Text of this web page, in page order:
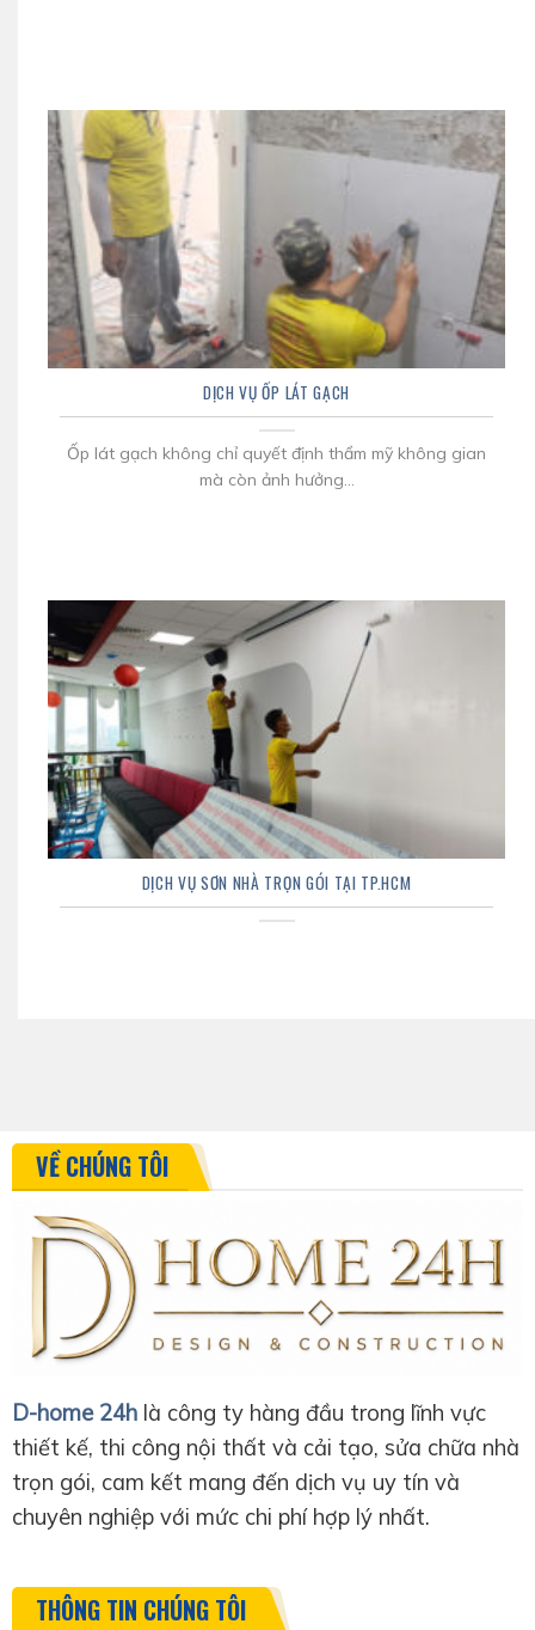
DỊCH VỤ ỐP LÁT GẠCH
Ốp lát gạch không chỉ quyết định thẩm mỹ không gian
mà còn ảnh hưởng...
DỊCH VỤ SƠN NHÀ TRỌN GÓI TẠI TP.HCM
VỀ CHÚNG TÔI
D-home 24h là công ty hàng đầu trong lĩnh vực
thiết kế, thi công nội thất và cải tạo, sửa chữa nhà
trọn gói, cam kết mang đến dịch vụ uy tín và
chuyên nghiệp với mức chi phí hợp lý nhất.
THÔNG TIN CHÚNG TÔI